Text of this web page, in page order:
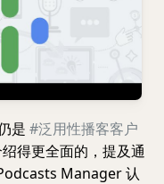
是 #泛用性播客客户
绍得更全面的，提及通
Manager 认